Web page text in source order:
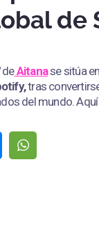
de
deAitanase sitúa
tras
del mundo.